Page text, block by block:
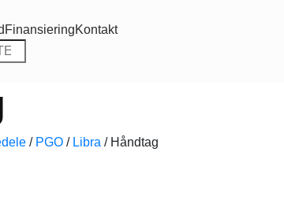
FinansieringKontakt
/ PGO / Libra /Håndtag